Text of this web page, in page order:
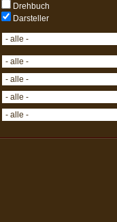
Drehbuch
Darsteller